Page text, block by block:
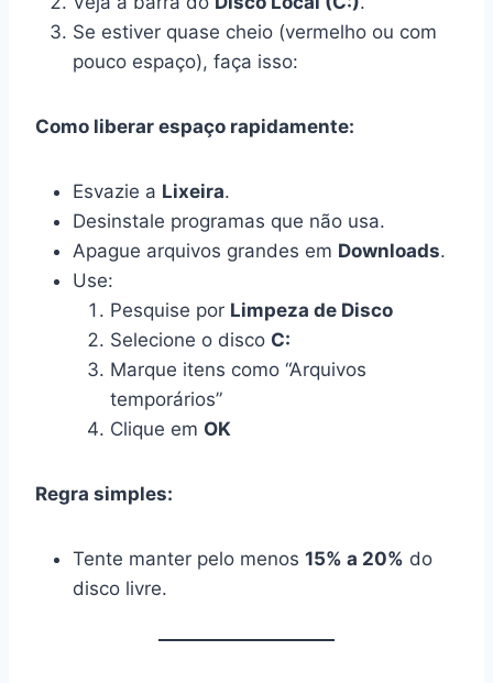
Se estiver quase cheio (vermelho ou com
pouco espaço), faça isso:
Como liberar espaço rapidamente:
Esvazie a Lixeira.
Desinstale programas que não usa.
Apague arquivos grandes em Downloads.
Use:
Pesquise por Limpeza de Disco
Selecione o disco C:
Marque itens como “Arquivos
temporários”
Clique em OK
Regra simples:
Tente manter pelo menos 15% a 20% do
disco livre.